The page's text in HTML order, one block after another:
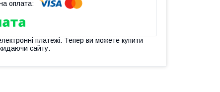
платежі. Тепер ви можете купити
сайту.